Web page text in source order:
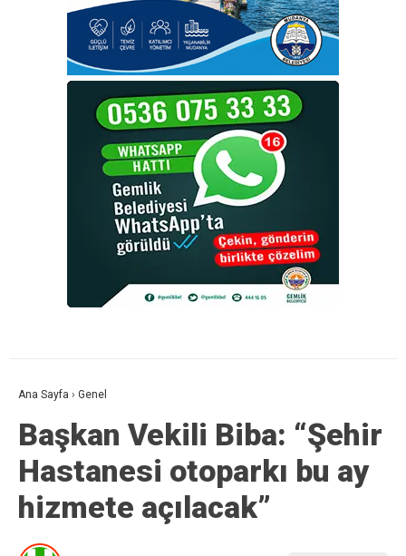
Ana Sayfa › Genel
Başkan Vekili Biba: “Şehir
Hastanesi otoparkı bu ay
hizmete açılacak”